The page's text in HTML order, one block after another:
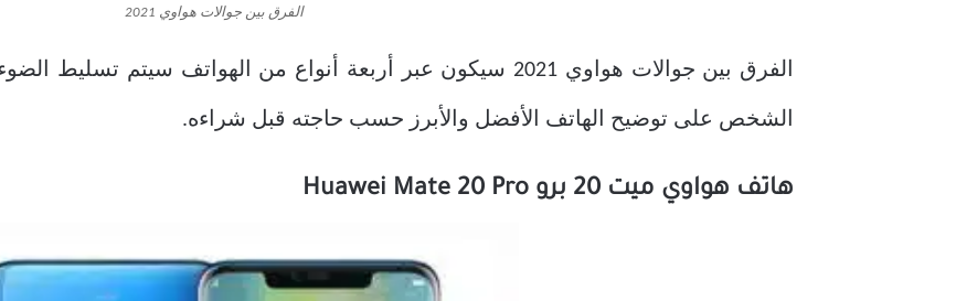
الفرق بين جوالات هواوي 2021
الفرق بين جوالات هواوي 2021 سيكون عبر أربعة أنواع من الهواتف
الشخص على توضيح الهاتف الأفضل والأبرز حسب حاجته قبل شراءه.
هاتف هواوي ميت 20 برو Huawei Mate 20 Pro